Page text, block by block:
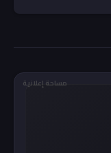
مساحة إعلانية